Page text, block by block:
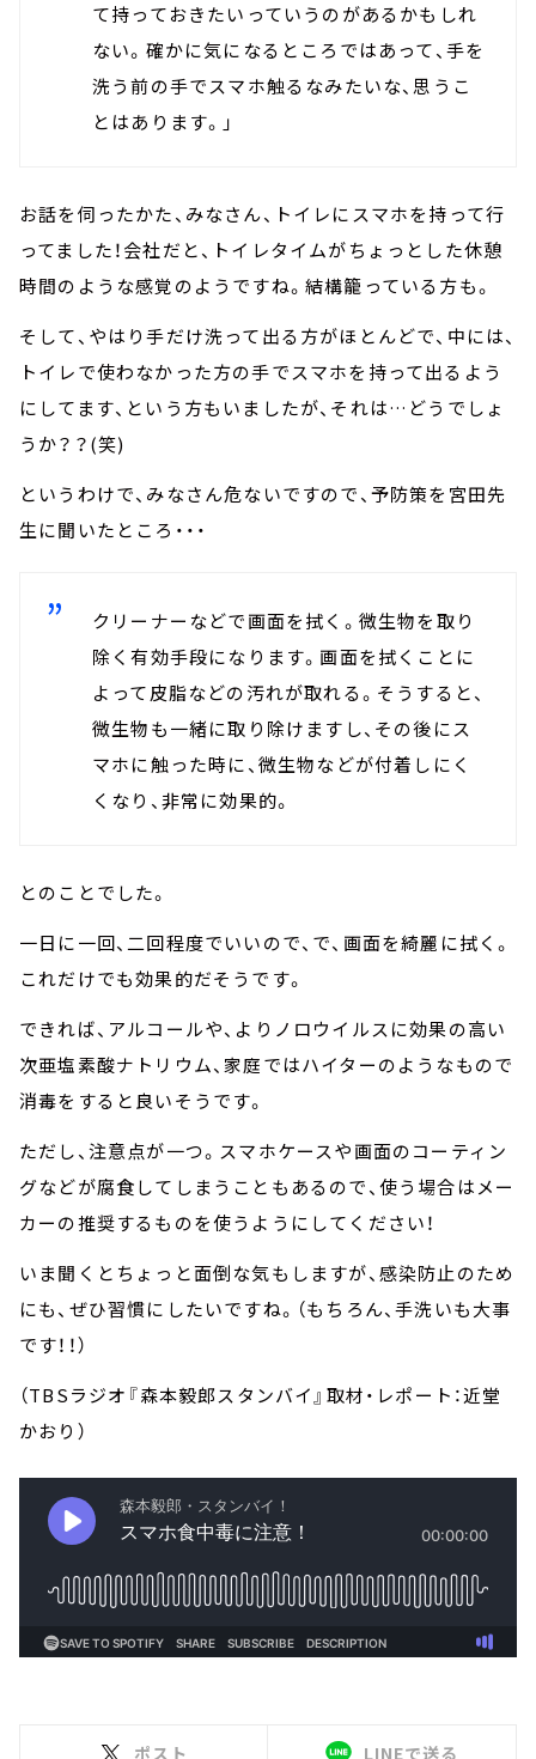
て持っておきたいっていうのがあるかもしれ
ない。確かに気になるところではあって、手を
洗う前の手でスマホ触るなみたいな、思うこ
とはあります。」
お話を伺ったかた、みなさん、トイレにスマホを持って行
ってました！会社だと、トイレタイムがちょっとした休憩
時間のような感覚のようですね。結構籠っている方も。
そして、やはり手だけ洗って出る方がほとんどで、中には、
トイレで使わなかった方の手でスマホを持って出るよう
にしてます、という方もいましたが、それは…どうでしょ
うか？？(笑)
というわけで、みなさん危ないですので、予防策を宮田先
生に聞いたところ・・・
クリーナーなどで画面を拭く。微生物を取り
除く有効手段になります。画面を拭くことに
よって皮脂などの汚れが取れる。そうすると、
微生物も一緒に取り除けますし、その後にス
マホに触った時に、微生物などが付着しにく
くなり、非常に効果的。
とのことでした。
一日に一回、二回程度でいいので、で、画面を綺麗に拭く。
これだけでも効果的だそうです。
できれば、アルコールや、よりノロウイルスに効果の高い
次亜塩素酸ナトリウム、家庭ではハイターのようなもので
消毒をすると良いそうです。
ただし、注意点が一つ。スマホケースや画面のコーティン
グなどが腐食してしまうこともあるので、使う場合はメー
カーの推奨するものを使うようにしてください！
いま聞くとちょっと面倒な気もしますが、感染防止のため
にも、ぜひ習慣にしたいですね。（もちろん、手洗いも大事
です！！）
（TBSラジオ『森本毅郎スタンバイ』取材・レポート：近堂
かおり）
ポスト LINEで送る